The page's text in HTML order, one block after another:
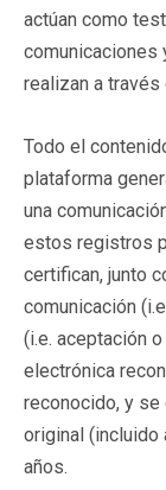
actúan como
comunicaciones
realizan a través
Todo el
plataforma
una
estos registros
certifican, junto
comunicación
(i.e. aceptación
electrónica
reconocido, y se
original (incluido
años.